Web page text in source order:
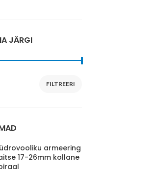
JÄRGI
FILTREERI
armeering
17-26mm kollane